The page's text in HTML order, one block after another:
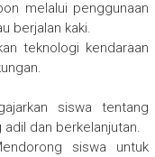
melalui penggunaan
berjalan kaki.
teknologi kendaraan
siswa tentang
dan berkelanjutan.
siswa untuk